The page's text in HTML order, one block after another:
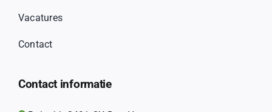
Vacatures
Contact
Contact informatie